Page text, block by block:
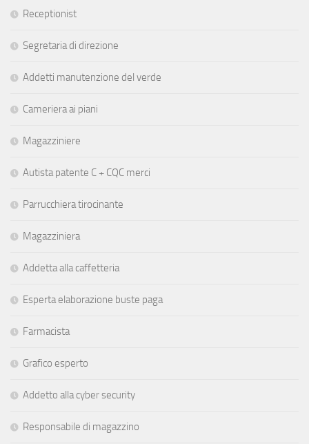
Receptionist
Segretaria di direzione
Addetti manutenzione del verde
Cameriera ai piani
Magazziniere
Autista patente C + CQC merci
Parrucchiera tirocinante
Magazziniera
Addetta alla caffetteria
Esperta elaborazione buste paga
Farmacista
Grafico esperto
Addetto alla cyber security
Responsabile di magazzino